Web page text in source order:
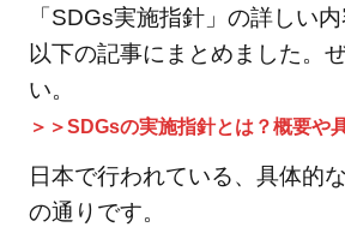
④質
の高
みん
なに
「SDGs実施指針」の詳しい内
以下の記事にまとめました。
い。
＞＞SDGsの実施指針とは？概要や
日本で行われている、具体的
の通りです。